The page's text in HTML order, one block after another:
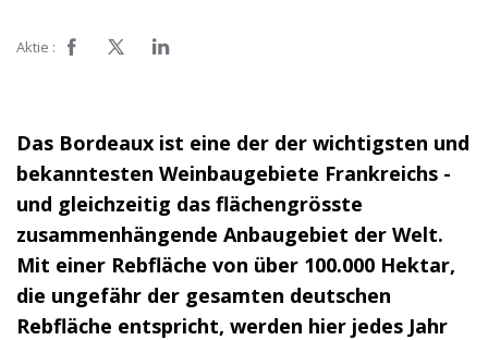
Aktie :
Das Bordeaux ist eine der der wichtigsten und
bekanntesten Weinbaugebiete Frankreichs -
und gleichzeitig das flächengrösste
zusammenhängende Anbaugebiet der Welt.
Mit einer Rebfläche von über 100.000 Hektar,
die ungefähr der gesamten deutschen
Rebfläche entspricht, werden hier jedes Jahr